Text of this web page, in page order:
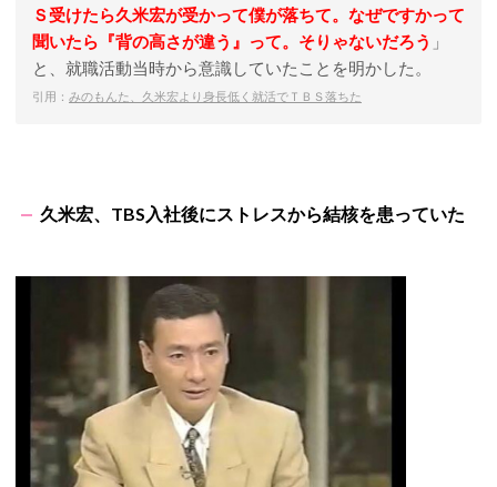
Ｓ受けたら久米宏が受かって僕が落ちて。なぜですかって
聞いたら『背の高さが違う』って。そりゃないだろう 」
と、就職活動当時から意識していたことを明かした。
引用： みのもんた、久米宏より身長低く就活でＴＢＳ落ちた
久米宏、TBS入社後にストレスから結核を患っていた